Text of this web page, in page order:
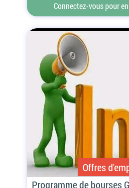
Connectez-vous pour
Offres